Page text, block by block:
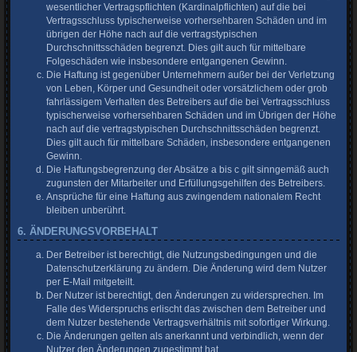
wesentlicher Vertragspflichten (Kardinalpflichten) auf die bei
Vertragsschluss typischerweise vorhersehbaren Schäden und im
übrigen der Höhe nach auf die vertragstypischen
Durchschnittsschäden begrenzt. Dies gilt auch für mittelbare
Folgeschäden wie insbesondere entgangenen Gewinn.
Die Haftung ist gegenüber Unternehmern außer bei der Verletzung
von Leben, Körper und Gesundheit oder vorsätzlichem oder grob
fahrlässigem Verhalten des Betreibers auf die bei Vertragsschluss
typischerweise vorhersehbaren Schäden und im Übrigen der Höhe
nach auf die vertragstypischen Durchschnittsschäden begrenzt.
Dies gilt auch für mittelbare Schäden, insbesondere entgangenen
Gewinn.
Die Haftungsbegrenzung der Absätze a bis c gilt sinngemäß auch
zugunsten der Mitarbeiter und Erfüllungsgehilfen des Betreibers.
Ansprüche für eine Haftung aus zwingendem nationalem Recht
bleiben unberührt.
6. ÄNDERUNGSVORBEHALT
Der Betreiber ist berechtigt, die Nutzungsbedingungen und die
Datenschutzerklärung zu ändern. Die Änderung wird dem Nutzer
per E-Mail mitgeteilt.
Der Nutzer ist berechtigt, den Änderungen zu widersprechen. Im
Falle des Widerspruchs erlischt das zwischen dem Betreiber und
dem Nutzer bestehende Vertragsverhältnis mit sofortiger Wirkung.
Die Änderungen gelten als anerkannt und verbindlich, wenn der
Nutzer den Änderungen zugestimmt hat.